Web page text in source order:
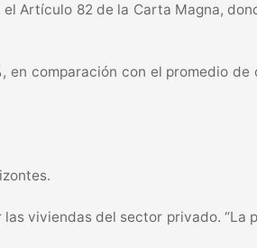
Artículo 82 de la Carta Magna,
en comparación con el promedio de
viviendas del sector privado. “La